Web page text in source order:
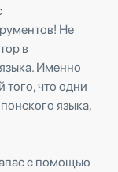
Не
в
Именно
того, что одни
языка,
с помощью